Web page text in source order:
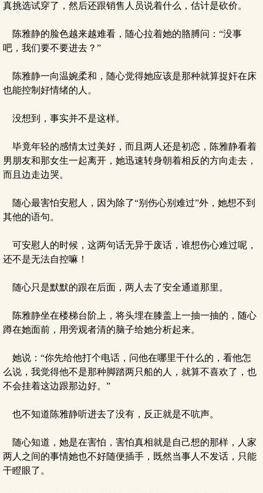
真挑选试穿了，然后还跟销售人员说着什么，估计是砍价。
陈雅静的脸色越来越难看，随心拉着她的胳膊问：“没事
吧，我们要不要进去？”
陈雅静一向温婉柔和，随心觉得她应该是那种就算捉奸在床
也能控制好情绪的人。
没想到，事实并不是这样。
毕竟年轻的感情太过美好，而且两人还是初恋，陈雅静看着
男朋友和那女生一起离开，她迅速转身朝着相反的方向走去，
而且边走边哭。
随心最害怕安慰人，因为除了“别伤心别难过”外，她想不到
其他的语句。
可安慰人的时候，这两句话无异于废话，谁想伤心难过呢，
还不是无法自控嘛！
随心只是默默的跟在后面，两人去了安全通道那里。
陈雅静坐在楼梯台阶上，将头埋在膝盖上一抽一抽的，随心
蹲在她面前，用旁观者清的脑子给她分析起来。
她说：“你先给他打个电话，问他在哪里干什么的，看他怎
么说，我觉得他不是那种脚踏两只船的人，就算不喜欢了，也
不会挂着这边跟那边好。”
也不知道陈雅静听进去了没有，反正就是不吭声。
随心知道，她是在害怕，害怕真相就是自己想的那样，人家
两人之间的事情她也不好随便插手，既然当事人不发话，只能
干瞪眼了。